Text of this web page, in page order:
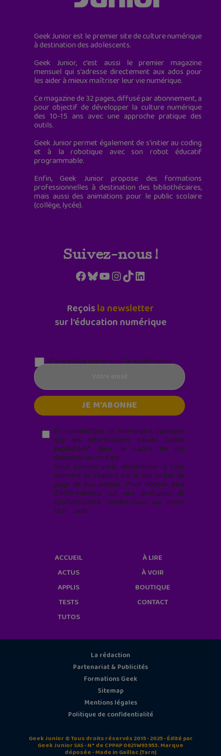
Geek Junior est le premier site de culture numérique
à destination des adolescents.
Geek Junior, c’est aussi le premier magazine
mensuel qui s’adresse directement aux ados pour
les aider à mieux maîtriser leur vie numérique.
Ce magazine de 32 pages, diffusé par abonnement, a
pour objectif de développer la culture numérique
des 10-15 ans avec une approche pratique des
outils.
Geek Junior permet également de s'initier au coding
et à la robotique avec son robot éducatif
programmable.
Enfin, Geek Junior propose des formations
professionnelles à destination des bibliothécaires,
mais aussi des animations pour le public scolaire
(collège, lycée).
Suivez-nous !
Facebook
Bluesky
YouTube
Instagram
TikTokLinkedIn
Reçoisla newsletter
sur l'éducation numérique
Parentalité numérique (le lundi matin)
En soumettant ce formulaire, j’accepte
que les informations saisies soient
exploitées* dans le cadre de ma
demande de contact.
Vous pouvez vous désabonner à tout
moment en cliquant sur le lien en bas de
page de nos emails. Pour obtenir plus
d'informations sur nos pratiques de
confidentialité, rendez-vous sur notre
site web
ACCUEIL
ACTUS
APPLIS
TESTS
TUTOS
À LIRE
À VOIR
BOUTIQUE
CONTACT
La rédaction
Partenariat & Publicités
Formations Geek
Sitemap
Mentions légales
Politique de confidentialité
Geek Junior © Tous droits réservés 2015 - 2025 - Édité par
Geek Junior SAS - N° de CPPAP 0621W93953. Marque
déposée - Made in Gaillac (Tarn)